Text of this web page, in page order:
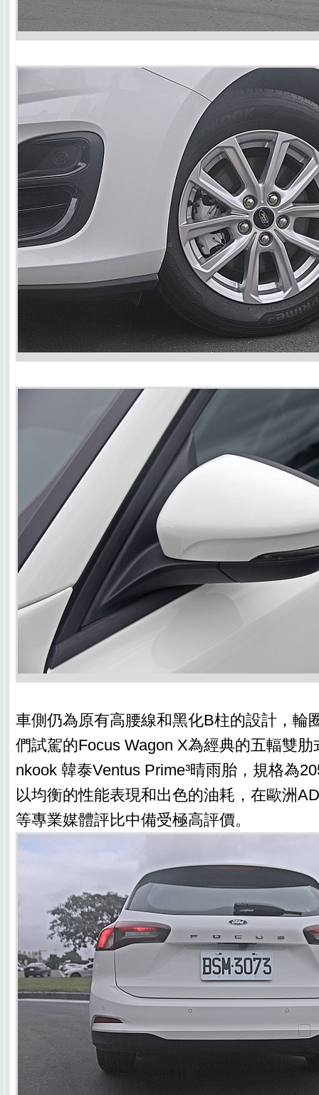
車側仍為原有高腰線和黑化B柱的設計，輪
們試駕的Focus Wagon X為經典的五輻雙
nkook 韓泰Ventus Prime³晴雨胎，規格為
以均衡的性能表現和出色的油耗，在歐洲
等專業媒體評比中備受極高評價。